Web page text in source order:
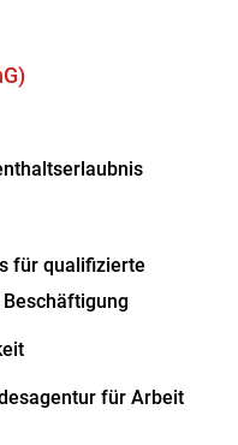
für qualifizierte
für Arbeit